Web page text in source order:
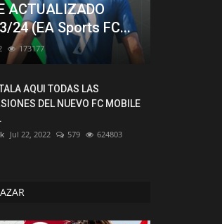
ACTUALIZADO
24 (EA Sports FC...
173177
AQUI TODAS LAS
DEL NUEVO FC MOBILE
Jul 22, 2022 579 624803